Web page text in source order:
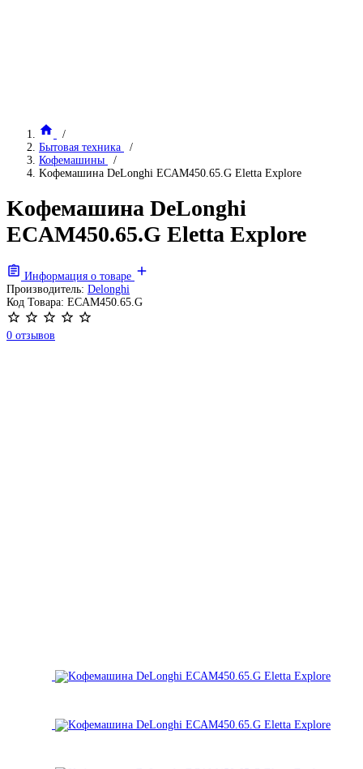
Бытовая техника
Кофемашины
Kофемашина DeLonghi ECAM450.65.G Eletta Explore
Kофемашина DeLonghi
ECAM450.65.G Eletta Explore
Информация о товаре
Производитель: Delonghi
Код Товара: ECAM450.65.G
0 отзывов